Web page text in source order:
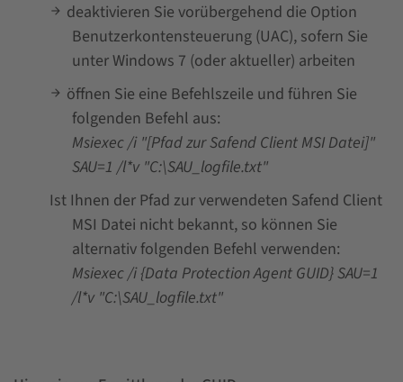
deaktivieren Sie vorübergehend die Option
Benutzerkontensteuerung (UAC), sofern Sie
unter Windows 7 (oder aktueller) arbeiten
öffnen Sie eine Befehlszeile und führen Sie
folgenden Befehl aus:
Msiexec /i "[Pfad zur Safend Client MSI Datei]"
SAU=1 /l*v "C:\SAU_logfile.txt"
Ist Ihnen der Pfad zur verwendeten Safend Client
MSI Datei nicht bekannt, so können Sie
alternativ folgenden Befehl verwenden:
Msiexec /i {Data Protection Agent GUID} SAU=1
/l*v "C:\SAU_logfile.txt"